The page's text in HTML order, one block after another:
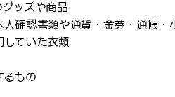
グッズや商品
人確認書類や通貨・金券・通帳・
していた衣類
るもの